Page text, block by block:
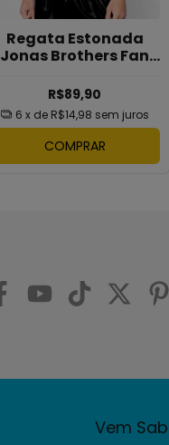
Regata Estonada
Jonas Brothers Fan
R$89,90
6 x de R$14,98 sem juros
COMPRAR
Vem